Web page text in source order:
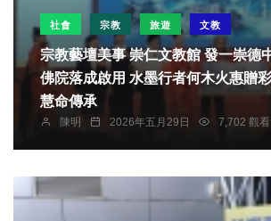
社會 宗教 旅遊 文教
宗教藝壇美事 崇仁文教館 發一崇德
佛院落成啟用 水墨行者何木火惠贈
慧命傳承
陳明 2026年五月29日 7,702 觀看